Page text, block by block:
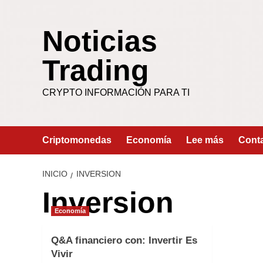
Noticias
Trading
CRYPTO INFORMACIÓN PARA TI
Criptomonedas Economía Lee más
INICIO INVERSION
Inversion
Economía
Q&A financiero con: Invertir Es
Vivir